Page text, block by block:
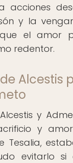
y la
el amor
redentor.
Alcestis
y
y amor
Tesalia,
evitarlo si